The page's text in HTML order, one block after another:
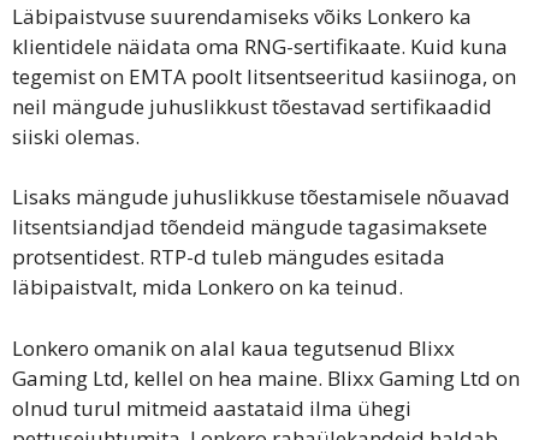
Läbipaistvuse suurendamiseks võiks Lonkero ka
klientidele näidata oma RNG-sertifikaate. Kuid kuna
tegemist on EMTA poolt litsentseeritud kasiinoga, on
neil mängude juhuslikkust tõestavad sertifikaadid
siiski olemas.
Lisaks mängude juhuslikkuse tõestamisele nõuavad
litsentsiandjad tõendeid mängude tagasimaksete
protsentidest. RTP-d tuleb mängudes esitada
läbipaistvalt, mida Lonkero on ka teinud.
Lonkero omanik on alal kaua tegutsenud Blixx
Gaming Ltd, kellel on hea maine. Blixx Gaming Ltd on
olnud turul mitmeid aastataid ilma ühegi